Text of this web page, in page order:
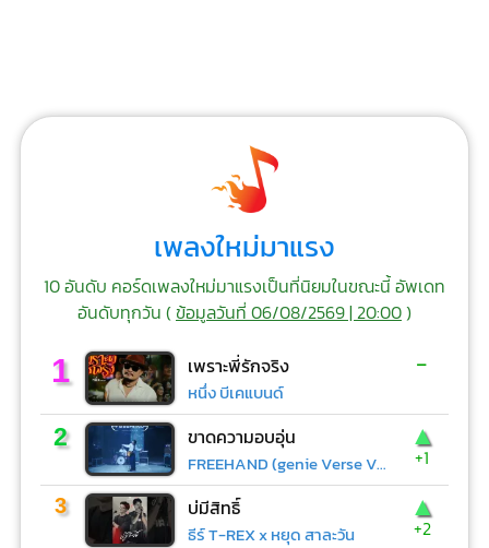
เพลงใหม่มาแรง
10 อันดับ คอร์ดเพลงใหม่มาแรงเป็นที่นิยมในขณะนี้ อัพเดท
อันดับทุกวัน (ข้อมูลวันที่ 06/08/2569 | 20:00)
1 เพราะพี่รักจริง
หนึ่ง บีเคแบนด์
-
2 ขาดความอบอุ่น
FREEHAND (genie Verse Vol.1)
▲
+1
3 บ่มีสิทธิ์
ธีร์ T-REX x หยุด สาละวัน
▲
+2